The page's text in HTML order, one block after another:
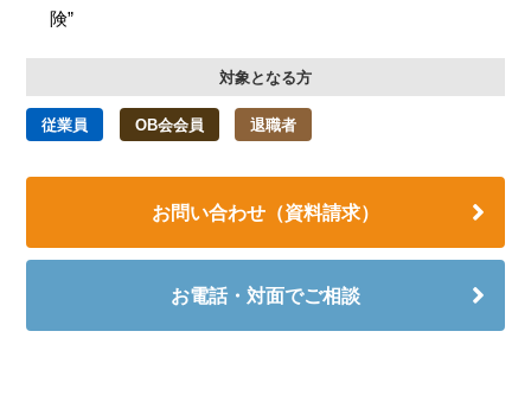
険”
対象となる方
従業員 OB会会員 退職者
お問い合わせ（資料請求）
お電話・対面でご相談